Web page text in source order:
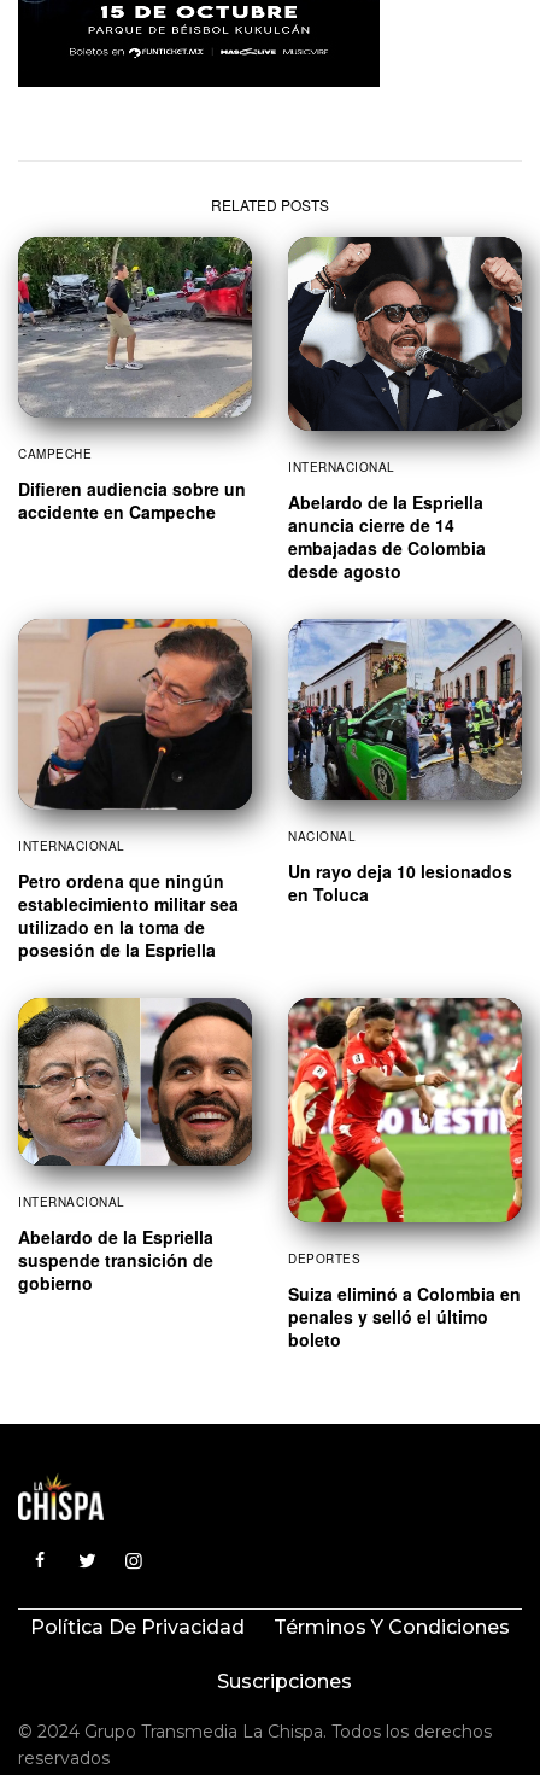
RELATED POSTS
CAMPECHE
Difieren audiencia sobre un
accidente en Campeche
INTERNACIONAL
Abelardo de la Espriella
anuncia cierre de 14
embajadas de Colombia
desde agosto
INTERNACIONAL
Petro ordena que ningún
establecimiento militar sea
utilizado en la toma de
posesión de la Espriella
NACIONAL
Un rayo deja 10 lesionados
en Toluca
INTERNACIONAL
Abelardo de la Espriella
suspende transición de
gobierno
DEPORTES
Suiza eliminó a Colombia en
penales y selló el último
boleto
Política De Privacidad Términos Y Condiciones
Suscripciones
© 2024 Grupo Transmedia La Chispa. Todos los derechos
reservados